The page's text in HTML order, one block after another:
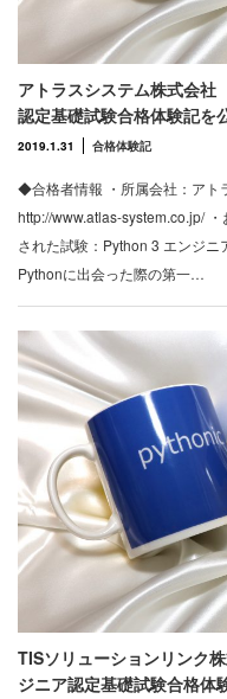
アトラスシステム株式会
認定基礎試験合格体験記を
2019.1.31 合格体験記
◆合格者情報 ・所属会社：アト
http://www.atlas-system.co.jp/
された試験：Python 3 エンジニ
Pythonに出会った際の第一…
TISソリューションリンク
ジニア認定基礎試験合格体